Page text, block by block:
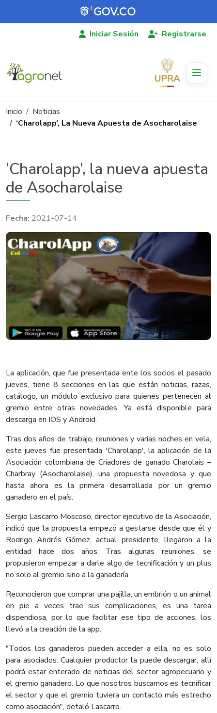
Pasar al contenido principal
Iniciar Sesión Registrarse
Ruta de navegación
Inicio
Noticias
‘Charolapp’, La Nueva Apuesta de Asocharolaise
‘Charolapp’, la nueva apuesta
de Asocharolaise
2021-07-14
La aplicación, que fue presentada ente los socios el pasado
jueves, tiene 8 secciones en las que están noticias, razas,
catálogo, un módulo exclusivo para quienes pertenecen al
gremio entre otras novedades. Ya está disponible para
descarga en IOS y Android.
Tras dos años de trabajo, reuniones y varias noches en vela,
este jueves fue presentada 'Charolapp', la aplicación de la
Asociación colombiana de Criadores de ganado Charolais –
Charbray (Asocharolaise), una propuesta novedosa y que
hasta ahora es la primera desarrollada por un gremio
ganadero en el país.
Sergio Lascarro Moscoso, director ejecutivo de la Asociación,
indicó que la propuesta empezó a gestarse desde que él y
Rodrigo Andrés Gómez, actual presidente, llegaron a la
entidad hace dos años. Tras algunas reuniones, se
propusieron empezar a darle algo de tecnificación y un plus
no solo al gremio sino a la ganadería.
Reconocieron que comprar una pajilla, un embrión o un animal
en pie a veces trae sus complicaciones, es una tarea
dispendiosa, por lo que facilitar ese tipo de acciones, los
llevó a la creación de la app.
"Todos los ganaderos pueden acceder a ella, no es solo
para asociados. Cualquier productor la puede descargar, allí
podrá estar enterado de noticias del sector agropecuario y
el gremio ganadero. Lo que nosotros buscamos es tecnificar
el sector y que el gremio tuviera un contacto más estrecho
como asociación", detaló Lascarro.